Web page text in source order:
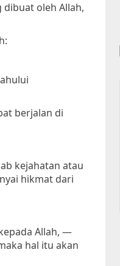
oleh Allah,
berjalan di
kejahatan atau
hikmat dari
Allah, —
hal itu akan